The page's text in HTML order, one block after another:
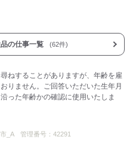
の仕事一覧 (62件)
ねすることがありますが、年齢を雇
りません。ご回答いただいた生年月
った年齢かの確認に使用いたしま
_A 管理番号： 42291